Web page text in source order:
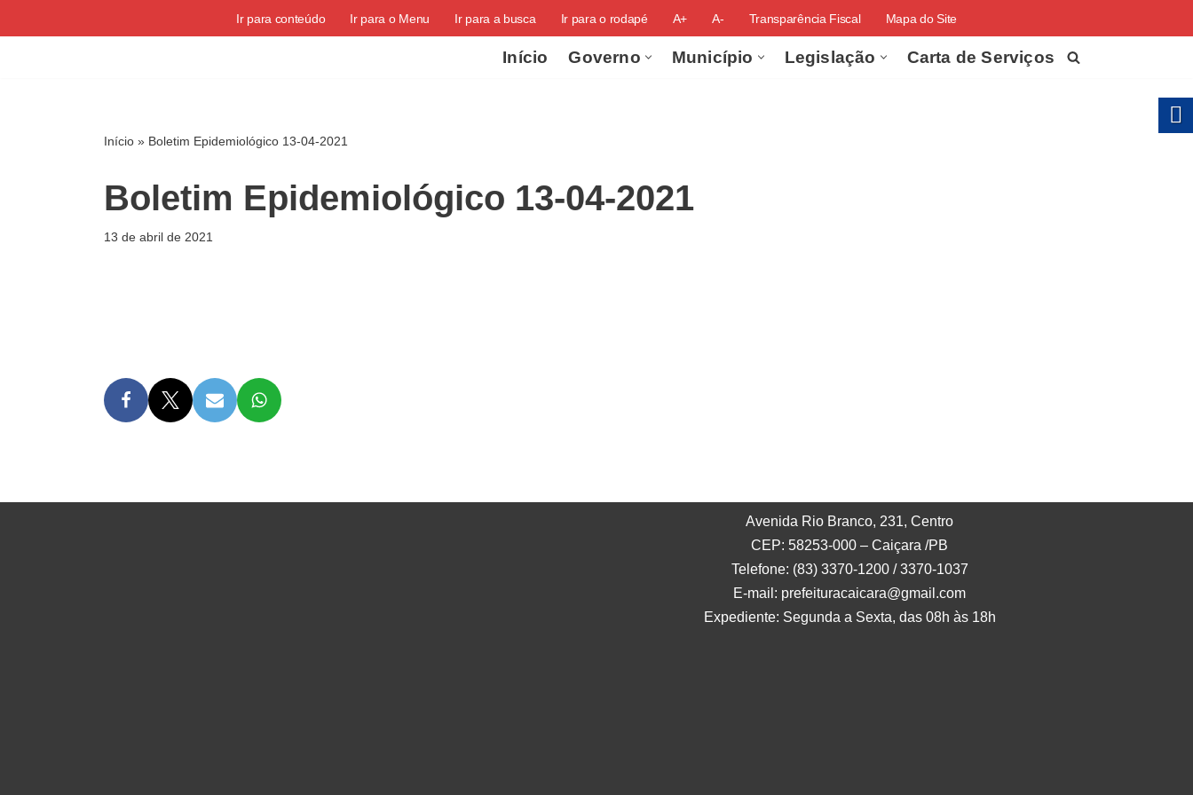
Ir para conteúdo Ir para o Menu Ir para a busca Ir para o rodapé A+ A- Transparência Fiscal Mapa do Site
Início Governo Município Legislação Carta de Serviços
Início » Boletim Epidemiológico 13-04-2021
Boletim Epidemiológico 13-04-2021
13 de abril de 2021
Avenida Rio Branco, 231, Centro
CEP: 58253-000 – Caiçara /PB
Telefone: (83) 3370-1200 / 3370-1037
E-mail: prefeituracaicara@gmail.com
Expediente: Segunda a Sexta, das 08h às 18h